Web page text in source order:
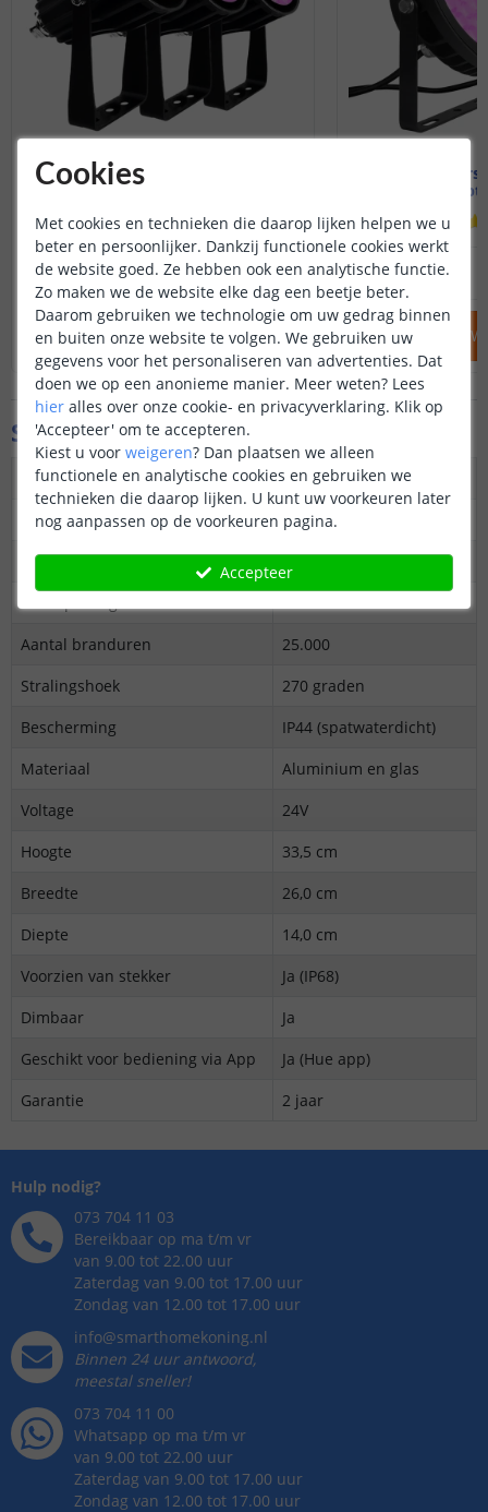
Starterset 3 stuks
Incl. adapter en kabels
OP VOORRAAD 189,55 149,95
IN WINKELWAGEN
Incl.
OP VOORRAAD
IN
Specificaties
Maximaal verbruik
16 Watt
Kleur
RGB + warm en koud wit
Kleurtemperatuur (Kelvin)
2000 - 6500K
Aantal branduren
25.000
Stralingshoek
270 graden
Bescherming
IP44 (spatwaterdicht)
Materiaal
Aluminium en glas
Voltage
24V
Hoogte
33,5 cm
Breedte
26,0 cm
Diepte
14,0 cm
Voorzien van stekker
Ja (IP68)
Dimbaar
Ja
Geschikt voor bediening via App
Ja (Hue app)
Garantie
2 jaar
Hulp nodig?
073 704 11 03
Bereikbaar op ma t/m vr
van 9.00 tot 22.00 uur
Zaterdag van 9.00 tot 17.00 uur
Zondag van 12.00 tot 17.00 uur
info@smarthomekoning.nl
Binnen 24 uur antwoord,
meestal sneller!
073 704 11 00
Whatsapp op ma t/m vr
van 9.00 tot 22.00 uur
Zaterdag van 9.00 tot 17.00 uur
Zondag van 12.00 tot 17.00 uur
Cookies
Met cookies en technieken die daarop lijken helpen we u
beter en persoonlijker. Dankzij functionele cookies werkt
de website goed. Ze hebben ook een analytische functie.
Zo maken we de website elke dag een beetje beter.
Daarom gebruiken we technologie om uw gedrag binnen
en buiten onze website te volgen. We gebruiken uw
gegevens voor het personaliseren van advertenties. Dat
doen we op een anonieme manier. Meer weten? Lees
hier alles over onze cookie- en privacyverklaring. Klik op
'Accepteer' om te accepteren.
Kiest u voor weigeren? Dan plaatsen we alleen
functionele en analytische cookies en gebruiken we
technieken die daarop lijken. U kunt uw voorkeuren later
nog aanpassen op de voorkeuren pagina.
Accepteer